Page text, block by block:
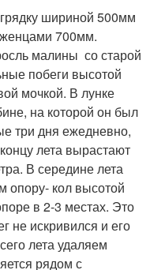
шириной 500мм
700мм.
малины со старой
побеги высотой
мочкой. В лунке
на которой он был
три дня ежедневно,
лета вырастают
В середине лета
опору- кол высотой
в 2-3 местах. Это
не искривился и его
лета удаляем
рядом с